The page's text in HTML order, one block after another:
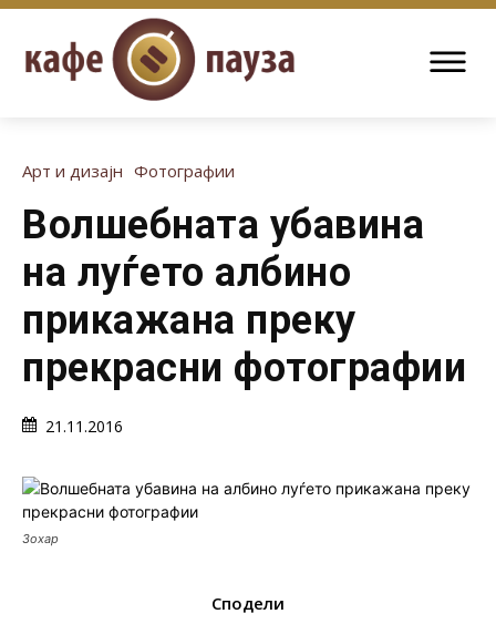
Арт и дизајн Фотографии
Волшебната убавина
на луѓето албино
прикажана преку
прекрасни фотографии
21.11.2016
Зохар
Сподели